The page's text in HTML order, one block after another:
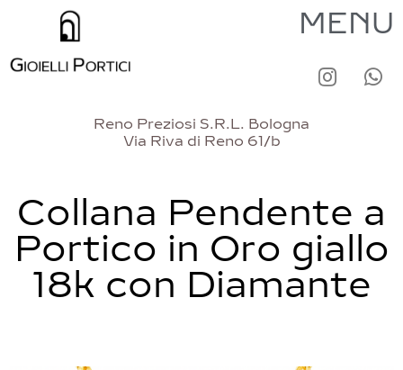
MENU
Reno Preziosi S.R.L. Bologna
Via Riva di Reno 61/b
Collana Pendente a
Portico in Oro giallo
18k con Diamante